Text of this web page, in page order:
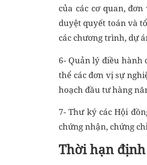
của các cơ quan,
duyệt quyết toán và
các chương trình, dự
6- Quản lý điều hành
thể các đơn vị sự
hoạch đầu tư hàng
7- Thư ký các Hội
chứng nhận, chứng
Thời hạn